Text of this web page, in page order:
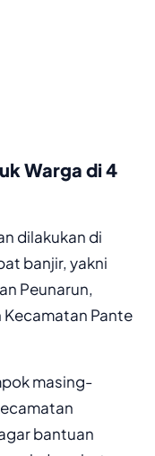
Warga di 4
dilakukan di
banjir, yakni
Peunarun,
Kecamatan Pante
masing-
bantuan